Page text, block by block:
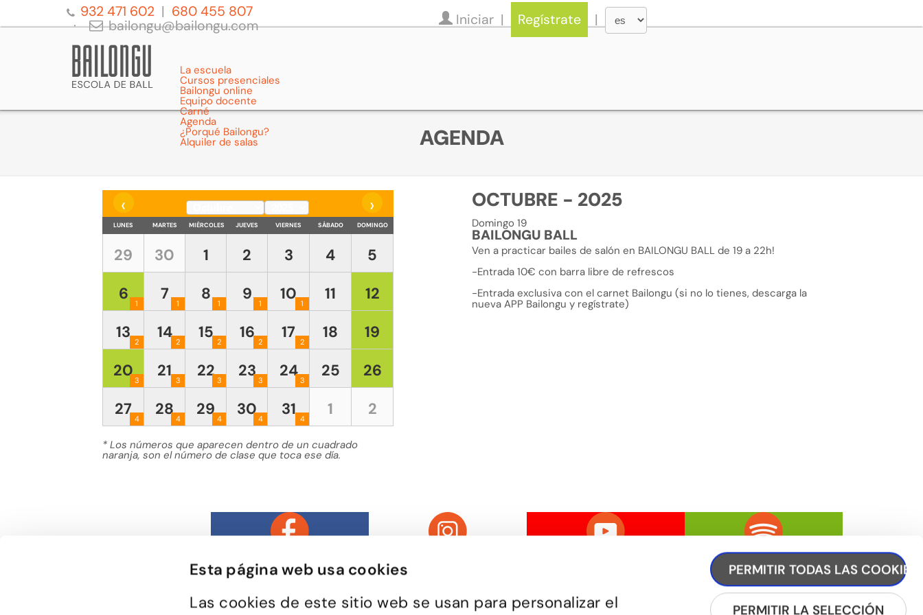
Esta página web usa cookies
Las cookies de este sitio web se usan para personalizar el
PERMITIR TODAS LAS COOKIES
PERMITIR LA SELECCIÓN
932 471 602
680 455 807
bailongu@bailongu.com
Iniciar Regístrate
La escuela
Cursos presenciales
Bailongu online
Equipo docente
Carné
Agenda
¿Porqué Bailongu?
Alquiler de salas AGENDA
‹ ›
LUNES MARTES MIÉRCOLES JUEVES VIERNES SÁBADO DOMINGO
29 30 1 2 3 4
5
6
1 7 1 8 1 9 1 10 1 11
12
13 2 14 2 15 2 16 2 17 2 18
19
203 21 3 22 3 23 3 24 3 25
26
27 4 28 4 29 4 304 31 4 1 2
* Los números que aparecen dentro de un cuadrado
naranja, son el número de clase que toca ese día.
OCTUBRE - 2025
Domingo 19
BAILONGU BALL
Ven a practicar bailes de salón en BAILONGU BALL de 19 a 22h!
-Entrada 10€ con barra libre de refrescos
-Entrada exclusiva con el carnet Bailongu (si no lo tienes, descarga la
nueva APP Bailongu y regístrate)